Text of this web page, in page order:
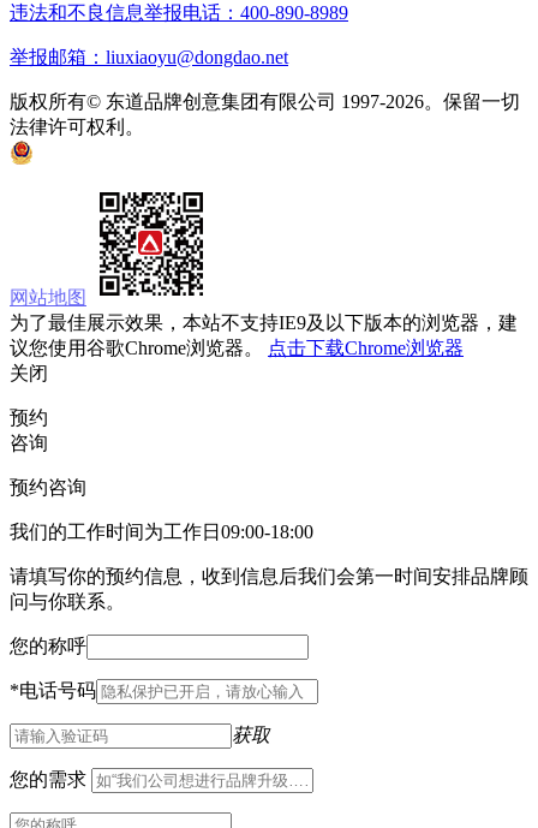
违法和不良信息举报电话：400-890-8989
举报邮箱：liuxiaoyu@dongdao.net
版权所有© 东道品牌创意集团有限公司 1997-2026。保留一切
法律许可权利。
网站地图
为了最佳展示效果，本站不支持IE9及以下版本的浏览器，建
议您使用谷歌Chrome浏览器。
点击下载Chrome浏览器
关闭
预约
咨询
预约咨询
我们的工作时间为工作日09:00-18:00
请填写你的预约信息，收到信息后我们会第一时间安排品牌顾
问与你联系。
您的称呼
*电话号码
获取
您的需求